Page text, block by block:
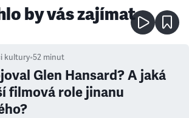
by vás zajímat
kultury•52 minut
Glen Hansard? A jaká
filmová role jinanu